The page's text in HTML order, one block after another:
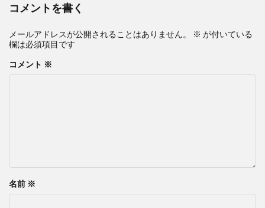
コメントを書く
メールアドレスが公開されることはありません。 ※ が付いている
欄は必須項目です
コメント ※
名前 ※